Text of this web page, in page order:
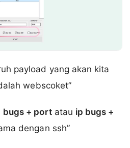
payload yang akan kita
webscoket”
bugs + portatau ip bugs +
dengan ssh”